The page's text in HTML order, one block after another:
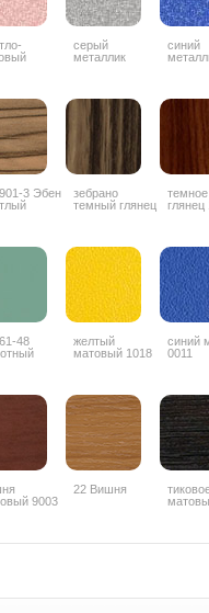
серый
металлик
синий
3 Эбен
зебрано
темный глянец
глянец
48
желтый
матовый 1018
синий
0011
9003
22 Вишня